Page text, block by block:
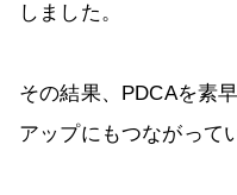
しました。
その結果、PDCAを素
アップにもつながって